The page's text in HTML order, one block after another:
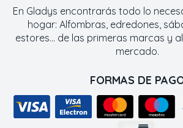
En Gladys encontrarás todo lo
hogar: Alfombras, edredones,
estores... de las primeras marcas y
mercado.
FORMAS DE